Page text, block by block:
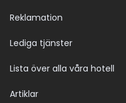
Reklamation
Lediga tjänster
Lista över alla våra hotell
Artiklar